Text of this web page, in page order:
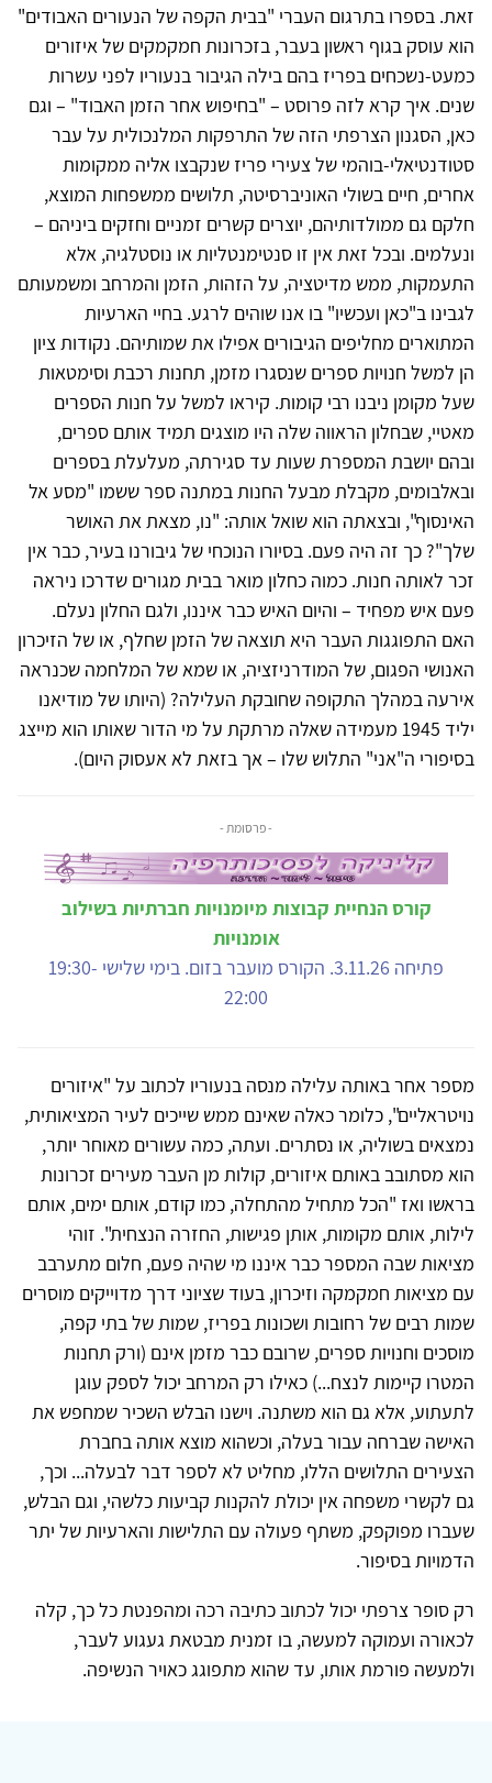
זאת. בספרו בתרגום העברי "בבית הקפה של הנעורים האבודים"
הוא עוסק בגוף ראשון בעבר, בזכרונות חמקמקים של איזורים
כמעט-נשכחים בפריז בהם בילה הגיבור בנעוריו לפני עשרות
שנים. איך קרא לזה פרוסט – "בחיפוש אחר הזמן האבוד" – וגם
כאן, הסגנון הצרפתי הזה של התרפקות המלנכולית על עבר
סטודנטיאלי-בוהמי של צעירי פריז שנקבצו אליה ממקומות
אחרים, חיים בשולי האוניברסיטה, תלושים ממשפחות המוצא,
חלקם גם ממולדותיהם, יוצרים קשרים זמניים וחזקים ביניהם –
ונעלמים. ובכל זאת אין זו סנטימנטליות או נוסטלגיה, אלא
התעמקות, ממש מדיטציה, על הזהות, הזמן והמרחב ומשמעותם
לגבינו ב"כאן ועכשיו" בו אנו שוהים לרגע. בחיי הארעיות
המתוארים מחליפים הגיבורים אפילו את שמותיהם. נקודות ציון
הן למשל חנויות ספרים שנסגרו מזמן, תחנות רכבת וסימטאות
שעל מקומן ניבנו רבי קומות. קיראו למשל על חנות הספרים
מאטיי, שבחלון הראווה שלה היו מוצגים תמיד אותם ספרים,
ובהם יושבת המספרת שעות עד סגירתה, מעלעלת בספרים
ובאלבומים, מקבלת מבעל החנות במתנה ספר ששמו "מסע אל
האינסוף", ובצאתה הוא שואל אותה: "נו, מצאת את האושר
שלך"? כך זה היה פעם. בסיורו הנוכחי של גיבורנו בעיר, כבר אין
זכר לאותה חנות. כמוה כחלון מואר בבית מגורים שדרכו ניראה
פעם איש מפחיד – והיום האיש כבר איננו, ולגם החלון נעלם.
האם התפוגגות העבר היא תוצאה של הזמן שחלף, או של הזיכרון
האנושי הפגום, של המודרניזציה, או שמא של המלחמה שכנראה
אירעה במהלך התקופה שחובקת העלילה? (היותו של מודיאנו
יליד 1945 מעמידה שאלה מרתקת על מי הדור שאותו הוא מייצג
בסיפורי ה"אני" התלוש שלו – אך בזאת לא אעסוק היום).
- פרסומת -
קורס הנחיית קבוצות מיומנויות חברתיות בשילוב
אומנויות
פתיחה 3.11.26. הקורס מועבר בזום. בימי שלישי 19:30-
22:00
מספר אחר באותה עלילה מנסה בנעוריו לכתוב על "איזורים
נויטראליים", כלומר כאלה שאינם ממש שייכים לעיר המציאותית,
נמצאים בשוליה, או נסתרים. ועתה, כמה עשורים מאוחר יותר,
הוא מסתובב באותם איזורים, קולות מן העבר מעירים זכרונות
בראשו ואז "הכל מתחיל מהתחלה, כמו קודם, אותם ימים, אותם
לילות, אותם מקומות, אותן פגישות, החזרה הנצחית". זוהי
מציאות שבה המספר כבר איננו מי שהיה פעם, חלום מתערבב
עם מציאות חמקמקה וזיכרון, בעוד שציוני דרך מדוייקים מוסרים
שמות רבים של רחובות ושכונות בפריז, שמות של בתי קפה,
מוסכים וחנויות ספרים, שרובם כבר מזמן אינם (ורק תחנות
המטרו קיימות לנצח...) כאילו רק המרחב יכול לספק עוגן
לתעתוע, אלא גם הוא משתנה. וישנו הבלש השכיר שמחפש את
האישה שברחה עבור בעלה, וכשהוא מוצא אותה בחברת
הצעירים התלושים הללו, מחליט לא לספר דבר לבעלה... וכך,
גם לקשרי משפחה אין יכולת להקנות קביעות כלשהי, וגם הבלש,
שעברו מפוקפק, משתף פעולה עם התלישות והארעיות של יתר
הדמויות בסיפור.
רק סופר צרפתי יכול לכתוב כתיבה רכה ומהפנטת כל כך, קלה
לכאורה ועמוקה למעשה, בו זמנית מבטאת געגוע לעבר,
ולמעשה פורמת אותו, עד שהוא מתפוגג כאויר הנשיפה.